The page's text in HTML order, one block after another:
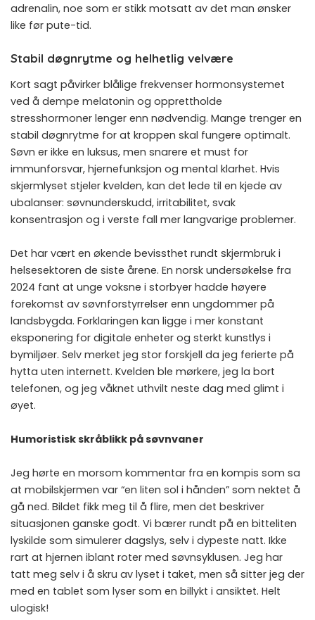
adrenalin, noe som er stikk motsatt av det man ønsker
like før pute-tid.
Stabil døgnrytme og helhetlig velvære
Kort sagt påvirker blålige frekvenser hormonsystemet
ved å dempe melatonin og opprettholde
stresshormoner lenger enn nødvendig. Mange trenger en
stabil døgnrytme for at kroppen skal fungere optimalt.
Søvn er ikke en luksus, men snarere et must for
immunforsvar, hjernefunksjon og mental klarhet. Hvis
skjermlyset stjeler kvelden, kan det lede til en kjede av
ubalanser: søvnunderskudd, irritabilitet, svak
konsentrasjon og i verste fall mer langvarige problemer.
Det har vært en økende bevissthet rundt skjermbruk i
helsesektoren de siste årene. En norsk undersøkelse fra
2024 fant at unge voksne i storbyer hadde høyere
forekomst av søvnforstyrrelser enn ungdommer på
landsbygda. Forklaringen kan ligge i mer konstant
eksponering for digitale enheter og sterkt kunstlys i
bymiljøer. Selv merket jeg stor forskjell da jeg ferierte på
hytta uten internett. Kvelden ble mørkere, jeg la bort
telefonen, og jeg våknet uthvilt neste dag med glimt i
øyet.
Humoristisk skråblikk på søvnvaner
Jeg hørte en morsom kommentar fra en kompis som sa
at mobilskjermen var “en liten sol i hånden” som nektet å
gå ned. Bildet fikk meg til å flire, men det beskriver
situasjonen ganske godt. Vi bærer rundt på en bitteliten
lyskilde som simulerer dagslys, selv i dypeste natt. Ikke
rart at hjernen iblant roter med søvnsyklusen. Jeg har
tatt meg selv i å skru av lyset i taket, men så sitter jeg der
med en tablet som lyser som en billykt i ansiktet. Helt
ulogisk!